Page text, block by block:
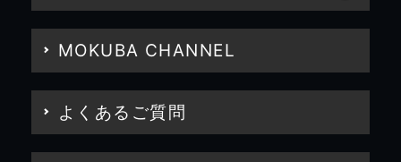
MOKUBA CHANNEL
よくあるご質問